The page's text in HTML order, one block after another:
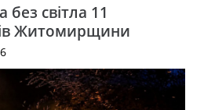
світла 11
Житомирщини